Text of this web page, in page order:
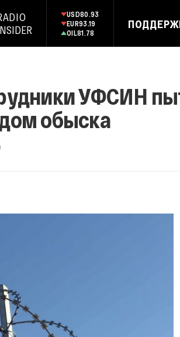
USD80.93
EUR93.19
OIL81.78
УФСИН
обыска